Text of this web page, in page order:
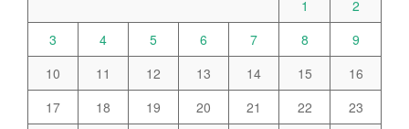
1
2
3
4 5 6 7 8
9
10
11 12 13 14 15
16
17
18 19 20 21 22
23